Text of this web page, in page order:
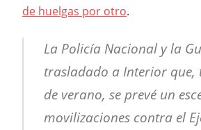
de huelgas por otro.
La Policía Nacional y la
trasladado a Interior que,
de verano, se prevé un
movilizaciones contra el